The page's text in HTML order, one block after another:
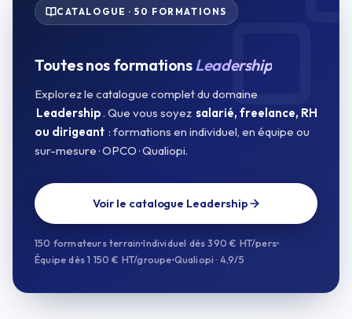
CATALOGUE · 50 FORMATIONS
Toutes nos formationsLeadership
Explorez le catalogue complet du domaine
Leadership. Que vous soyez salarié, freelance, RH
ou dirigeant : formations en individuel, en équipe ou
sur-mesure · OPCO · Qualiopi.
Voir le catalogue Leadership
150 formateurs terrainIndividuel dès 390 € HT/pers
Équipe dès 1 150 € HT/groupe Qualiopi · 4,9/5